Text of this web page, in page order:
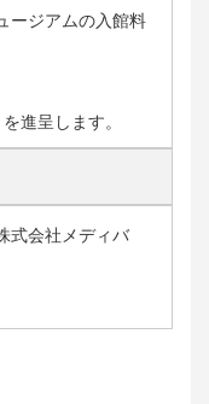
ージアムの入館料
進呈します。
式会社メディバ